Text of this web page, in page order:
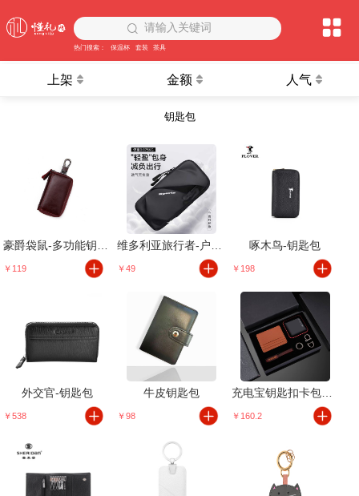
请输入关键词
热门搜索： 保温杯 套装 茶具
上架 金额 人气
钥匙包
￥119 ￥49
啄木鸟-钥匙包
￥198
外交官-钥匙包
￥538
牛皮钥匙包
￥98
充电宝钥匙扣卡包套装
￥160.2